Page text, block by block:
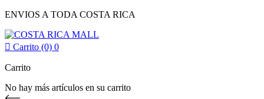
ENVIOS A TODA COSTA RICA
 Carrito (0) 0
Carrito
No hay más artículos en su carrito